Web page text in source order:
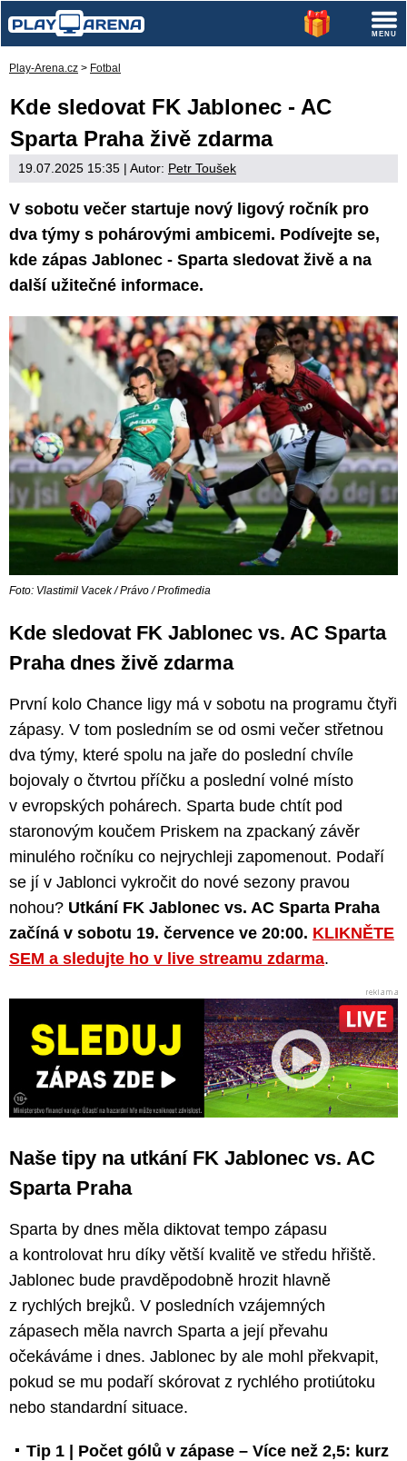
Play-Arena.cz > Fotbal
Kde sledovat FK Jablonec - AC
Sparta Praha živě zdarma
19.07.2025 15:35 | Autor: Petr Toušek
V sobotu večer startuje nový ligový ročník pro
dva týmy s pohárovými ambicemi. Podívejte se,
kde zápas Jablonec - Sparta sledovat živě a na
další užitečné informace.
Foto: Vlastimil Vacek / Právo / Profimedia
Kde sledovat FK Jablonec vs. AC Sparta
Praha dnes živě zdarma
První kolo Chance ligy má v sobotu na programu čtyři
zápasy. V tom posledním se od osmi večer střetnou
dva týmy, které spolu na jaře do poslední chvíle
bojovaly o čtvrtou příčku a poslední volné místo
v evropských pohárech. Sparta bude chtít pod
staronovým koučem Priskem na zpackaný závěr
minulého ročníku co nejrychleji zapomenout. Podaří
se jí v Jablonci vykročit do nové sezony pravou
nohou? Utkání FK Jablonec vs. AC Sparta Praha
začíná v sobotu 19. července ve 20:00. KLIKNĚTE
SEM a sledujte ho v live streamu zdarma.
Naše tipy na utkání FK Jablonec vs. AC
Sparta Praha
Sparta by dnes měla diktovat tempo zápasu
a kontrolovat hru díky větší kvalitě ve středu hřiště.
Jablonec bude pravděpodobně hrozit hlavně
z rychlých brejků. V posledních vzájemných
zápasech měla navrch Sparta a její převahu
očekáváme i dnes. Jablonec by ale mohl překvapit,
pokud se mu podaří skórovat z rychlého protiútoku
nebo standardní situace.
Tip 1 | Počet gólů v zápase – Více než 2,5: kurz